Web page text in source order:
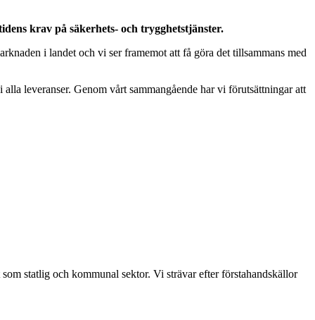
krav på säkerhets- och trygghetstjänster.
i landet och vi ser framemot att få göra det tillsammans med
leveranser. Genom vårt sammangående har vi förutsättningar att
statlig och kommunal sektor. Vi strävar efter förstahandskällor